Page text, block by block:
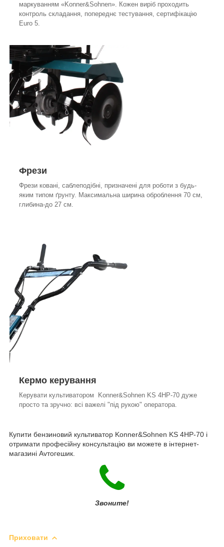
маркуванням «Konner&Sohnen». Кожен виріб проходить
контроль складання, попереднє тестування, сертифікацію
Euro 5.
Фрези
Фрези ковані, саблеподібні, призначені для роботи з будь-
яким типом ґрунту. Максимальна ширина оброблення 70 см,
глибина-до 27 см.
Кермо керування
Керувати культиватором Konner&Sohnen KS 4HP-70 дуже
просто та зручно: всі важелі "під рукою" оператора.
Купити бензиновий культиватор Konner&Sohnen KS 4HP-70 і
отримати професійну консультацію ви можете в інтернет-
магазині Avтогешик.
Звоните!
Приховати